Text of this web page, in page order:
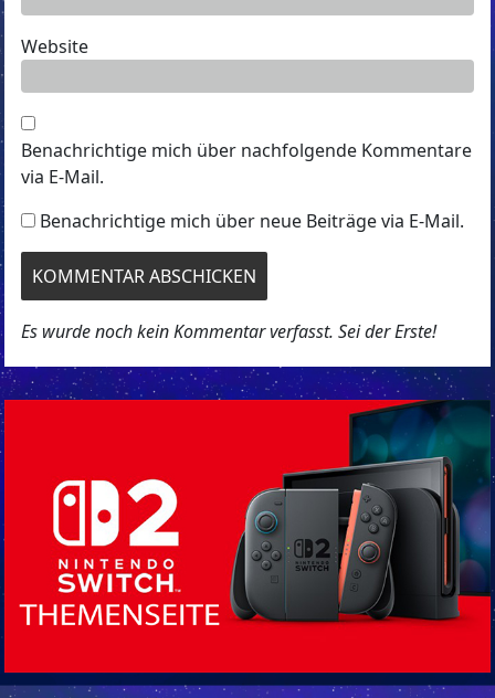
Website
Benachrichtige mich über nachfolgende Kommentare
via E-Mail.
Benachrichtige mich über neue Beiträge via E-Mail.
Es wurde noch kein Kommentar verfasst. Sei der Erste!